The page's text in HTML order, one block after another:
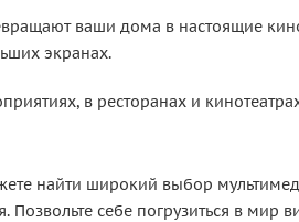
ваши дома в настоящие
экранах.
в ресторанах и
найти широкий выбор
себе погрузиться в мир